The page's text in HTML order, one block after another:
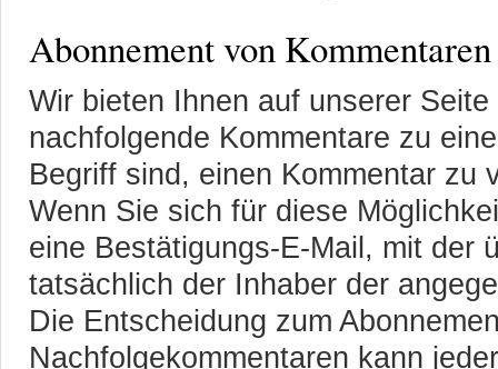
Abonnement von Kommentaren
Wir bieten Ihnen auf unserer
nachfolgende Kommentare zu
Begriff sind, einen Kommentar zu
Wenn Sie sich für diese
eine Bestätigungs-E-Mail, mit der
tatsächlich der Inhaber der
Die Entscheidung zum
Nachfolgekommentaren kann